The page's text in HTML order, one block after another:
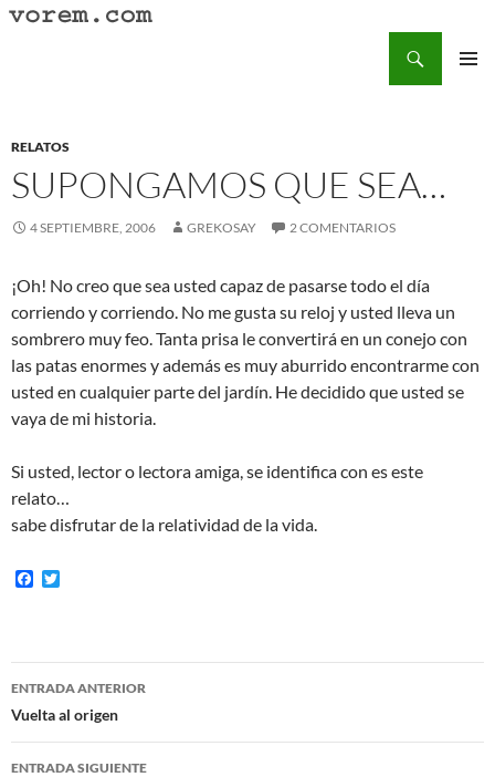
Saltar
RELATOS
SUPONGAMOS QUE SEA…
4 SEPTIEMBRE, 2006 GREKOSAY 2 COMENTARIOS
¡Oh! No creo que sea usted capaz de pasarse todo el día
corriendo y corriendo. No me gusta su reloj y usted lleva un
sombrero muy feo. Tanta prisa le convertirá en un conejo con
las patas enormes y además es muy aburrido encontrarme con
usted en cualquier parte del jardín. He decidido que usted se
vaya de mi historia.
Si usted, lector o lectora amiga, se identifica con es este
relato…
sabe disfrutar de la relatividad de la vida.
F
o
o
e
r
Navegación
de
entradas
ENTRADA ANTERIOR
Vuelta al origen
ENTRADA SIGUIENTE